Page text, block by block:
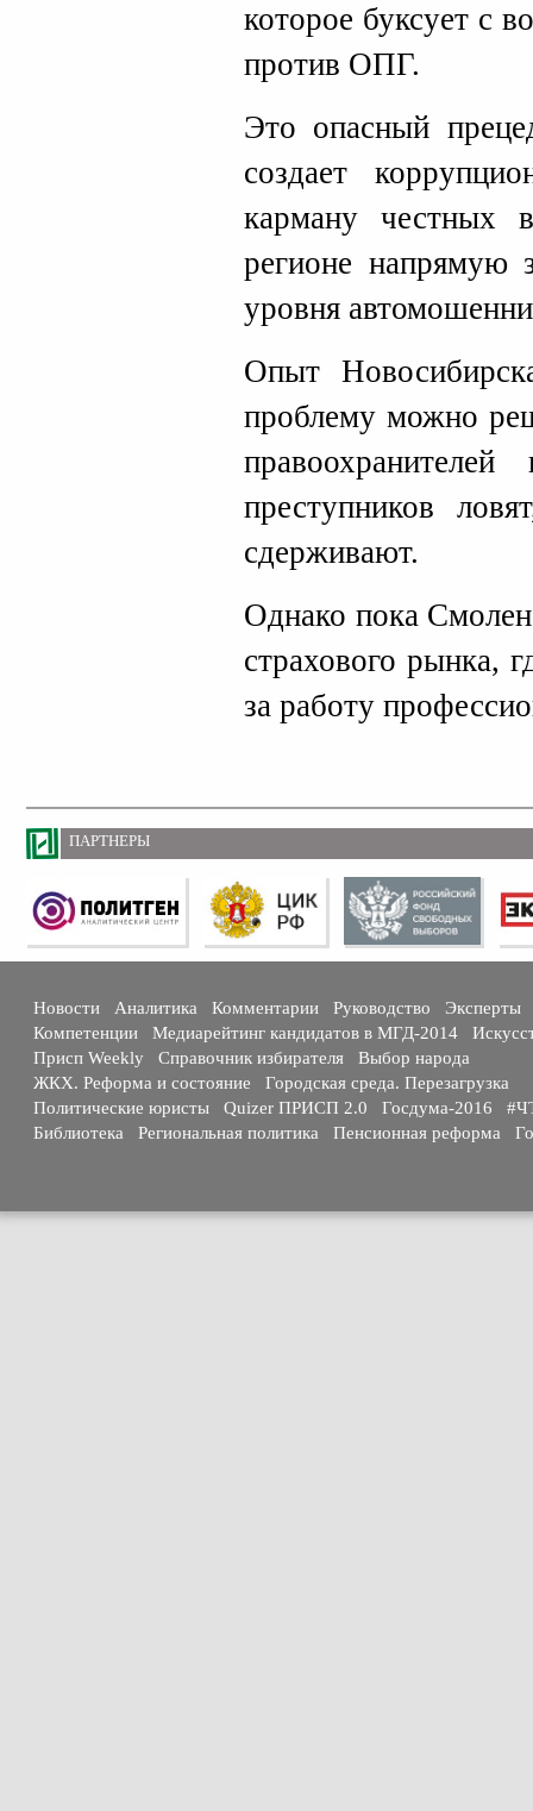
которое буксует с
против ОПГ.
Это опасный
создает
карману честных
регионе напрямую
уровня
Опыт
проблему можно
преступников
сдерживают.
Однако пока
страхового рынка,
за работу
ПАРТНЕРЫ
Новости Аналитика Комментарии Руководство
Эксперты
Компетенции
Медиарейтинг кандидатов в МГД-2014
Присп Weekly
Справочник избирателя
Выбор народа
ЖКХ. Реформа и состояние
Городская среда. Перезагрузка
Политические юристы
Quizer ПРИСП 2.0 Госдума-2016
Библиотека
Региональная политика Пенсионная реформа